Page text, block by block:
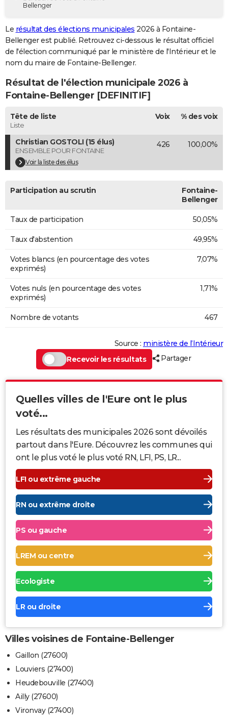
Destinations
City break
Voyage nature
Voyage de noces
Forum
GUIDES D'ACHAT
BONS PLANS
Carte de Noël
Carte Bonne année
Carte Saint-Valentin
Carte Pâques
Carte d'anniversaire
DICTIONNAIRE
Dictionnaire
Biographies
Citations
Expressions
Proverbes
PROGRAMME TV
COPAINS D'AVANT
S'inscrire
Se connecter
Lycées
Collèges
Primaires
Universités
Entreprises
Service militaire
Avis de recherche
AVIS DE DÉCÈS
Bricolage
Television
Bellenger
Le résultat des élections municipales 2026 à Fontaine-
Bellenger est publié. Retrouvez ci-dessous le résultat officiel
de l'élection communiqué par le ministère de l'Intérieur et le
nom du maire de Fontaine-Bellenger.
Résultat de l'élection municipale 2026 à
Fontaine-Bellenger [DEFINITIF]
Tête de liste
Liste
Voix % des voix
Christian GOSTOLI (15 élus)
ENSEMBLE POUR FONTAINE
Voir la liste des élus
426 100,00%
Participation au scrutin
Fontaine-
Bellenger
Taux de participation 50,05%
Taux d'abstention 49,95%
Votes blancs (en pourcentage des votes
exprimés)
7,07%
Votes nuls (en pourcentage des votes
exprimés)
1,71%
Nombre de votants 467
Source : ministère de l’Intérieur
Recevoir les résultats
Partager
Quelles villes de l'Eure ont le plus
voté...
Les résultats des municipales 2026 sont dévoilés
partout dans l'Eure. Découvrez les communes qui
ont le plus voté le plus voté RN, LFI, PS, LR...
LFI ou extrême gauche
RN ou extrême droite
PS ou gauche
LREM ou centre
Ecologiste
LR ou droite
Villes voisines de Fontaine-Bellenger
Gaillon (27600)
Louviers (27400)
Heudebouville (27400)
Ailly (27600)
Vironvay (27400)